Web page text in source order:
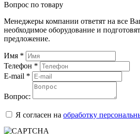
Вопрос по товару
Менеджеры компании ответят на все
необходимое оборудование и
предложение.
Имя *
Телефон *
E-mail *
Вопрос:
Я согласен на обработку